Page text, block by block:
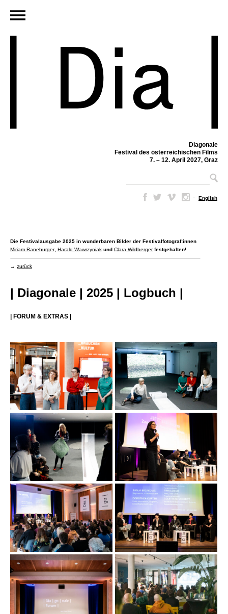
Diagonale
Festival des österreichischen Films
7. – 12. April 2027, Graz
– English
Die Festivalausgabe 2025 in wunderbaren Bilder der Festivalfotograf:innen
Miriam Raneburger, Harald Wawrzyniak und Clara Wildbergerfestgehalten!
→ zurück
| Diagonale | 2025 | Logbuch |
| FORUM & EXTRAS |